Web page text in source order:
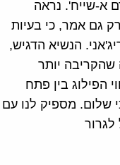
א-שייח'. נראה
גם אמר, כי בעיות
הנשיא הדגיש,
מבניה. אין מדינה שהקריבה יותר
הפילוג בין פתח
שלום. מספיק לנו עם